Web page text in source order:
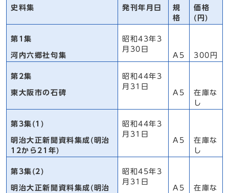
史料集 発刊年月日
規
格
価格
(円)
第1集
河内六郷社句集
昭和43年3
月30日
A5
300円
第2集
東大阪市の石碑
昭和44年3
月31日
A5
在庫な
し
第3集(1)
明治大正新聞資料集成(明治
12から21年)
昭和44年3
月31日
A5
在庫な
し
第3集(2)
明治大正新聞資料集成(明治
昭和45年3
月31日
A5
在庫な